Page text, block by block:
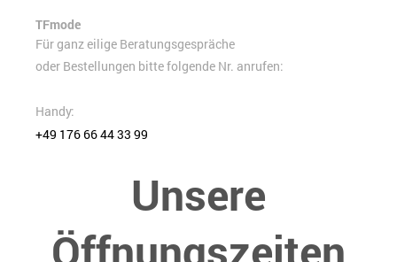
TFmode
Für ganz eilige Beratungsgespräche
oder Bestellungen bitte folgende Nr. anrufen:
Handy:
+49 176 66 44 33 99
Unsere